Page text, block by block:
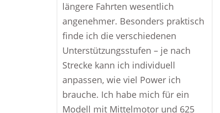
längere Fahrten wesentlich
angenehmer. Besonders praktisch
finde ich die verschiedenen
Unterstützungsstufen – je nach
Strecke kann ich individuell
anpassen, wie viel Power ich
brauche. Ich habe mich für ein
Modell mit Mittelmotor und 625